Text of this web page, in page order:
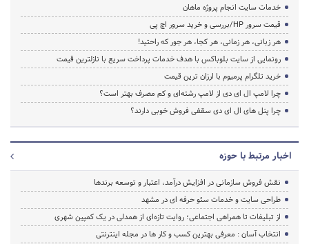
خدمات سایت انجام پروژه ماهان
قیمت سرور HP/بررسی و خرید سرور اچ پی
هر زبانی، هر زمانی، هر کجا، هر جور که راحتید!
رونمایی از سایت بلوباکس با هدف خدمات پرداخت سریع با نازلترین قیمت
خرید تلگرام پرمیوم با ارزان ترین قیمت
چرا لامپ ال ای دی از لامپ رشته‌ای و کم مصرف بهتر است؟
چرا پنل های ال ای دی سقفی فروش خوبی دارند؟
اخبار مرتبط با حوزه
نقش فروش سازمانی در افزایش درآمد، اعتبار و توسعه برندها
طراحی سایت و خدمات سئو حرفه ای در مشهد
از تبلیغات تا همراهی اجتماعی؛ روایت تازه‌ای از همدلی در یک کمپین شهری
انتخاب آسان : معرفی بهترین کسب و کار ها در مجله اینترنتی